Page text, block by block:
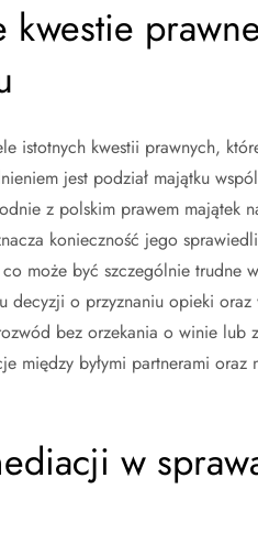
kwestie
istotnych kwestii prawnych,
jest podział majątku
z polskim prawem majątek
konieczność jego
może być szczególnie trudne
o przyznaniu opieki oraz
bez orzekania o winie lub
między byłymi partnerami
w